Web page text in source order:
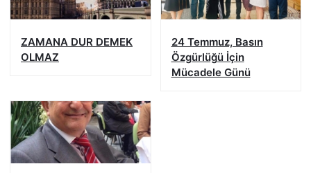
ZAMANA DUR DEMEK
OLMAZ
24 Temmuz, Basın
Özgürlüğü İçin
Mücadele Günü